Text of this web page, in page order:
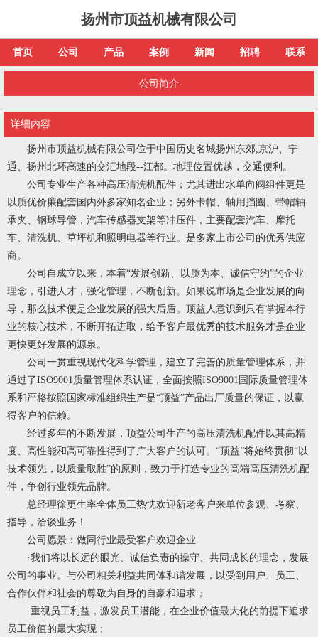
扬州市顶益机械有限公司
首页 公司 产品 案例 新闻 招聘 联系
公司简介
详细内容
扬州市顶益机械有限公司位于中国历史名城扬州东郊,京沪、宁
通、扬州北环高速的交汇地段--江都。地理位置优越，交通便利。
公司专业生产各种高压清洗机配件；尤其进出水单向阀组件更是
以质优价廉配套国内外多家知名企业；另外卡帽、轴用挡圈、带帽轴
承夹、钢球导管 ， 汽车传感器支架等冲压件，主要配套汽车、摩托
车、清洗机、草坪机和照明电器等行业。是多家上市公司的优秀供应
商。
公司自成立以来，本着“发展创新、以质为本、诚信守约”的企业
理念，引进人才，强化管理，不断创新。如果说市场是企业发展的向
导，那么技术便是企业发展的强大后盾。顶益人意识到只有掌握本行
业的核心技术，不断开拓进取，给予客户最优秀的技术服务才是企业
更快更好发展的源泉。
公司一贯重视现代化科学管理，建立了完善的质量管理体系，并
通过了ISO9001质量管理体系认证，全面按照ISO9001国际质量管理体
系和严格按照国家标准组织生产是“顶益”产品出厂质量的保证，以赢
得客户的信赖。
经过多年的不断发展，顶益公司生产的高压清洗机配件以其高精
度、高性能和高可靠性得到了广大客户的认可。“顶益”将始终贯彻“以
技术领先，以质量取胜”的原则，致力于打造专业的高端高压清洗机配
件，争创行业领先品牌。
总经理徐更生率全体员工热忱欢迎新老客户来单位参观、考察、
指导，洽谈业务！
公司愿景：做同行业最受客户欢迎企业
·我们将以长远的眼光、诚信负责的操守、共同成长的理念，发展
公司的事业。与公司相关利益共同体和谐发展，以受到用户、员工、
合作伙伴和社会的尊敬为自身的自豪和追求；
·重视员工利益，激发员工潜能，在企业价值最大化的前提下追求
员工价值的最大实现；